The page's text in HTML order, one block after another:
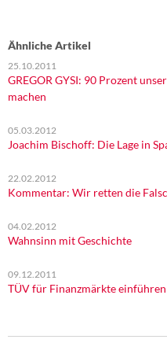
Ähnliche Artikel
25.10.2011
GREGOR GYSI: 90 Prozent
machen
05.03.2012
Joachim Bischoff: Die Lage in
22.02.2012
Kommentar: Wir retten die
04.02.2012
Wahnsinn mit Geschichte
09.12.2011
TÜV für Finanzmärkte einführen